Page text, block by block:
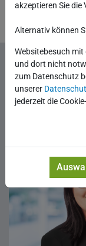
Wir freuen
Gerne stehen
individuelle
akzeptieren Sie die
Alternativ können
Websitebesuch
und dort nicht
zum Datenschutz
unserer
jederzeit die